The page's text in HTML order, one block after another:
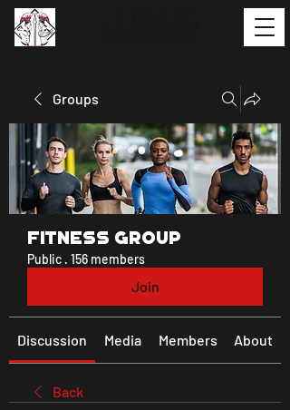
Groups
Fitness Group
Public · 156 members
Join
Discussion Media Members About
Back